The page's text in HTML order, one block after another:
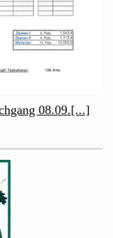
08.09.[...]